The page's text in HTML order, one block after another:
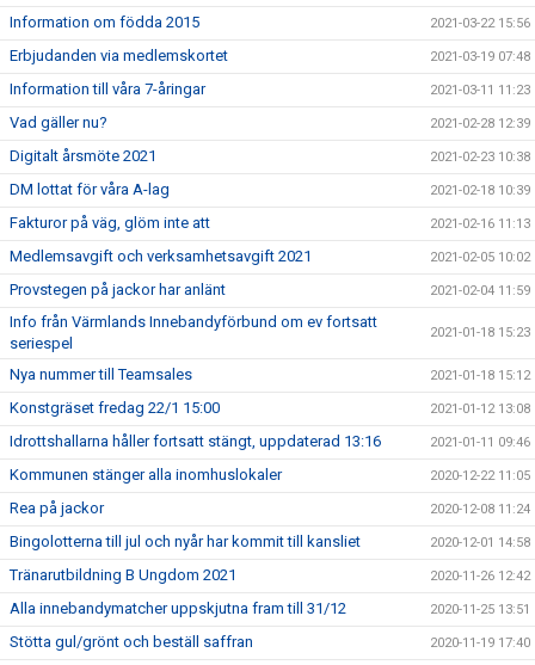
Information om födda 2015 2021-03-22 15:56
Erbjudanden via medlemskortet 2021-03-19 07:48
Information till våra 7-åringar 2021-03-11 11:23
Vad gäller nu? 2021-02-28 12:39
Digitalt årsmöte 2021 2021-02-23 10:38
DM lottat för våra A-lag 2021-02-18 10:39
Fakturor på väg, glöm inte att 2021-02-16 11:13
Medlemsavgift och verksamhetsavgift 2021 2021-02-05 10:02
Provstegen på jackor har anlänt 2021-02-04 11:59
Info från Värmlands Innebandyförbund om ev fortsatt
seriespel
2021-01-18 15:23
Nya nummer till Teamsales 2021-01-18 15:12
Konstgräset fredag 22/1 15:00 2021-01-12 13:08
Idrottshallarna håller fortsatt stängt, uppdaterad 13:16 2021-01-11 09:46
Kommunen stänger alla inomhuslokaler 2020-12-22 11:05
Rea på jackor 2020-12-08 11:24
Bingolotterna till jul och nyår har kommit till kansliet 2020-12-01 14:58
Tränarutbildning B Ungdom 2021 2020-11-26 12:42
Alla innebandymatcher uppskjutna fram till 31/12 2020-11-25 13:51
Stötta gul/grönt och beställ saffran 2020-11-19 17:40